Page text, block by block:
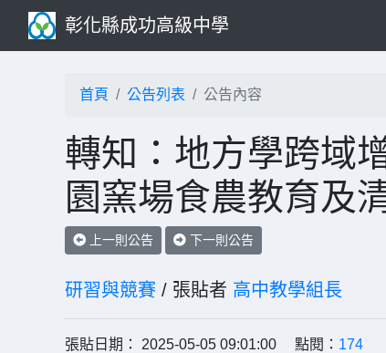
彰化縣成功高級中學
首頁 公告列表 公告內容
轉知：地方學跨域
園窯場食農教育及
上一則公告 下一則公告
研習與競賽 / 張貼者 高中教學組長
張貼日期： 2025-05-05 09:01:00 點閱： 174